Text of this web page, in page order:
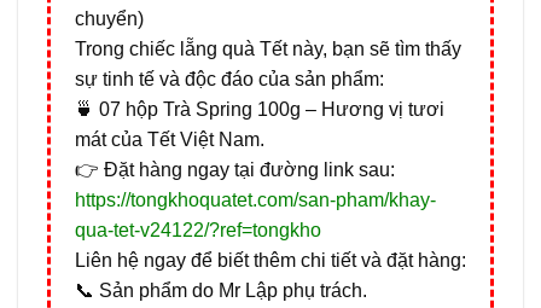
chuyển)
Trong chiếc lẵng quà Tết này, bạn sẽ tìm thấy
sự tinh tế và độc đáo của sản phẩm:
🍵 07 hộp Trà Spring 100g – Hương vị tươi
mát của Tết Việt Nam.
👉 Đặt hàng ngay tại đường link sau:
https://tongkhoquatet.com/san-pham/khay-
qua-tet-v24122/?ref=tongkho
Liên hệ ngay để biết thêm chi tiết và đặt hàng:
📞 Sản phẩm do Mr Lập phụ trách.